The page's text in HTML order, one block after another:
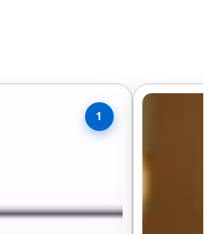
1